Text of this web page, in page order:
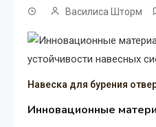
Василиса Шторм
Навеска для бурения
Инновационные